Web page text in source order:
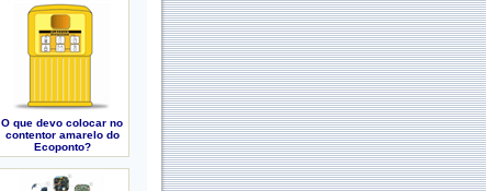
O que devo colocar no
contentor amarelo do
Ecoponto?